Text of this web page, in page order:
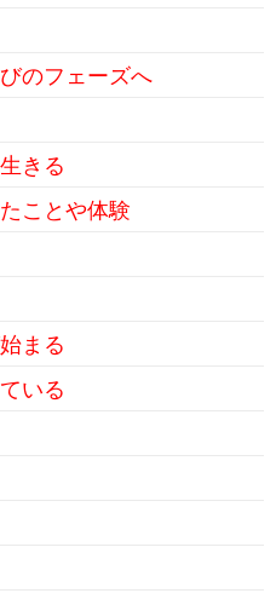
のフェーズへ
きる
ことや体験
まる
いる